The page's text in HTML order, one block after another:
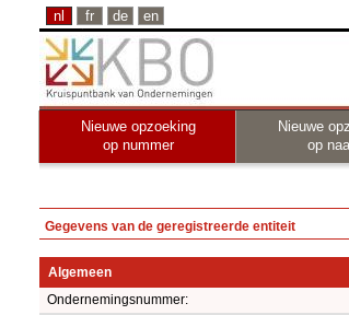
nl fr de en
Nieuwe opzoeking
op nummer
Nieuwe
op
Gegevens van de geregistreerde entiteit
Algemeen
Ondernemingsnummer: